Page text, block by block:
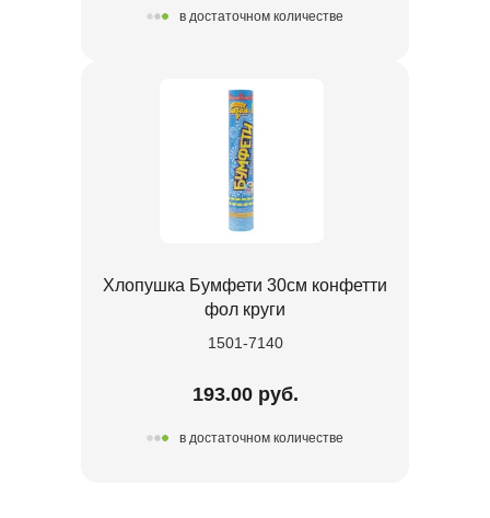
в достаточном количестве
Хлопушка Бумфети 30см конфетти
фол круги
1501-7140
193.00 руб.
в достаточном количестве